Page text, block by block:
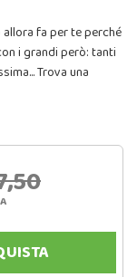
fa per te perché
i grandi però: tanti
Trova una